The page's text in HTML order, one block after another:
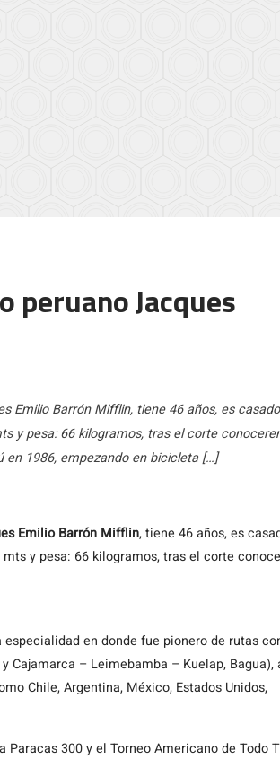
peruano Jacques
Emilio Barrón Mifflin, tiene 46 años, es
y pesa: 66 kilogramos, tras el corte
en 1986, empezando en bicicleta […]
Emilio Barrón Mifflin, tiene 46 años, es
y pesa: 66 kilogramos, tras el corte
en donde fue pionero de rutas
Cajamarca – Leimebamba – Kuelap, Bagua),
Chile, Argentina, México, Estados Unidos,
300 y el Torneo Americano de Todo